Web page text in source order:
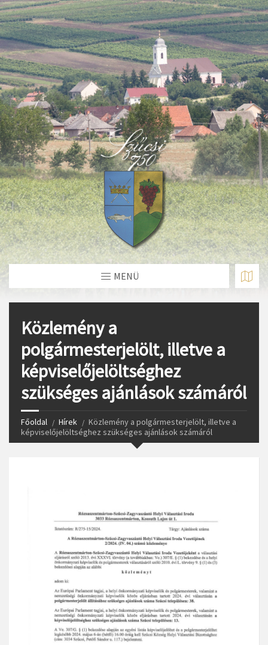
Deprecated: Function create_function() is deprecated in
/home/fastvisi/szucsi.hu/wp-
content/themes/townpress/functions.phpon line237
Deprecated: Function create_function() is deprecated in
/home/fastvisi/szucsi.hu/wp-
content/themes/townpress/functions.phpon line282
Deprecated: Function create_function() is deprecated in
/home/fastvisi/szucsi.hu/wp-
content/themes/townpress/functions.php on line284
MENÜ
Közlemény a
polgármesterjelölt, illetve a
képviselőjelöltséghez
szükséges ajánlások számáról
Főoldal Hírek
Közlemény a polgármesterjelölt, illetve a
képviselőjelöltséghez szükséges ajánlások számáról